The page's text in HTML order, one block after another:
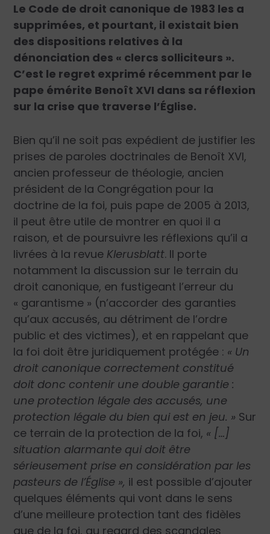
Le Code de droit canonique de 1983 les a
supprimées, et pourtant, il existait bien
des dispositions relatives à la
dénonciation des « clercs solliciteurs ».
C’est le regret exprimé récemment par le
pape émérite Benoît XVI dans sa réflexion
sur la crise que traverse l’Église.
Bien qu’il ne soit pas expédient de justifier les
prises de paroles doctrinales de Benoît XVI,
ancien professeur de théologie, ancien
président de la Congrégation pour la
doctrine de la foi, puis pape de 2005 à 2013,
il peut être utile de montrer en quoi il a
raison, et de poursuivre les réflexions qu’il a
livrées à la revue Klerusblatt. Il porte
notamment la discussion sur le terrain du
droit canonique, en fustigeant l’erreur du
« garantisme » (n’accorder des garanties
qu’aux accusés, au détriment de l’ordre
public et des victimes), et en rappelant que
la foi doit être juridiquement protégée : « Un
droit canonique correctement constitué
doit donc contenir une double garantie :
une protection légale des accusés, une
protection légale du bien qui est en jeu. » Sur
ce terrain de la protection de la foi, « […]
situation alarmante qui doit être
sérieusement prise en considération par les
pasteurs de l’Église », il est possible d’ajouter
quelques éléments qui vont dans le sens
d’une meilleure protection tant des fidèles
que de la foi, au regard des scandales